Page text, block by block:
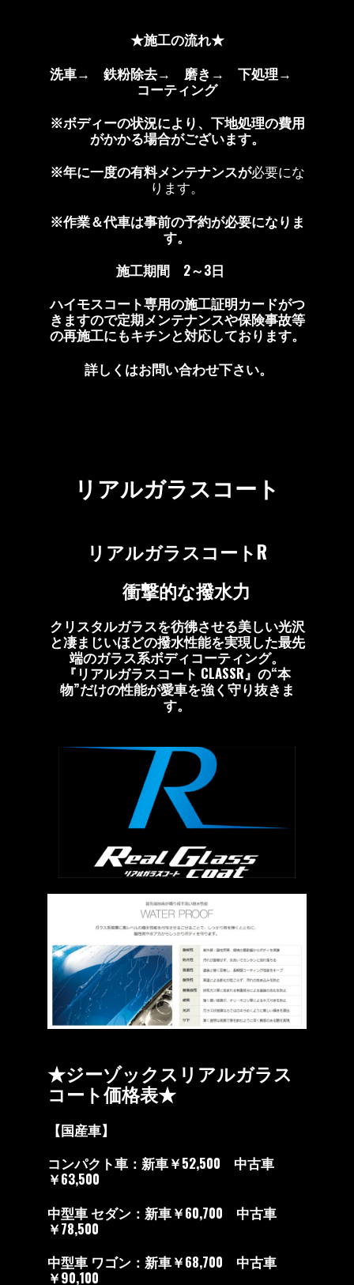
★施工の流れ★
洗車→ 鉄粉除去→ 磨き→ 下処理→
コーティング
※ボディーの状況により、下地処理の費用
がかかる場合がございます。
※年に一度の有料メンテナンスが必要にな
ります。
※作業＆代車は事前の予約が必要になりま
す。
施工期間 2～3日
ハイモスコート専用の施工証明カードがつ
きますので定期メンテナンスや保険事故等
の再施工にもキチンと対応しております。
詳しくはお問い合わせ下さい。
リアルガラスコート
リアルガラスコートR
衝撃的な撥水力
クリスタルガラスを彷彿させる美しい光沢
と凄まじいほどの撥水性能を実現した最先
端のガラス系ボディコーティング。
『リアルガラスコート CLASSR』の“本
物”だけの性能が愛車を強く守り抜きま
す。
★ジーゾックスリアルガラス
コート価格表★
【国産車】
コンパクト車：新車￥52,500 中古車
￥63,500
中型車 セダン：新車￥60,700 中古車
￥78,500
中型車 ワゴン：新車￥68,700 中古車
￥90,100